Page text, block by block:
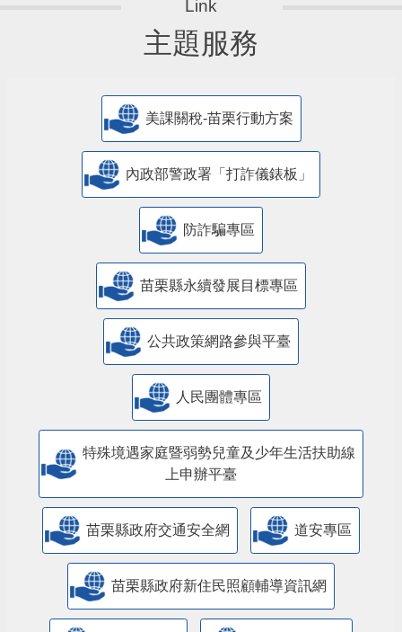
主題服務
美課關稅-苗栗行動方案
內政部警政署「打詐儀錶板」
防詐騙專區
苗栗縣永續發展目標專區
公共政策網路參與平臺
人民團體專區
特殊境遇家庭暨弱勢兒童及少年生活扶助線
上申辦平臺
苗栗縣政府交通安全網 道安專區
苗栗縣政府新住民照顧輔導資訊網